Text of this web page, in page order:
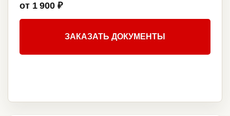
от 1 900 ₽
ЗАКАЗАТЬ ДОКУМЕНТЫ